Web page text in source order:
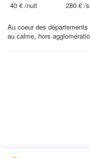
40 € /nuit 280 € /
Au coeur des
au calme, hors